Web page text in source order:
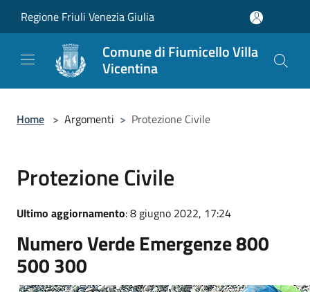
Regione Friuli Venezia Giulia
Comune di Fiumicello Villa
Vicentina
Home > Argomenti > Protezione Civile
Protezione Civile
Ultimo aggiornamento: 8 giugno 2022, 17:24
Numero Verde Emergenze 800
500 300